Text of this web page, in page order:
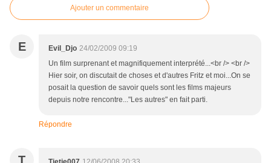
Ajouter un commentaire
E Evil_Djo 24/02/2009 09:19
Un film surprenant et magnifiquement interprété...<br /> <br />
Hier soir, on discutait de choses et d'autres Fritz et moi...On se
posait la question de savoir quels sont les films majeurs
depuis notre rencontre..."Les autres" en fait parti.
Répondre
T